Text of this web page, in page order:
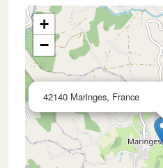
42140 Maringes, France
+
−